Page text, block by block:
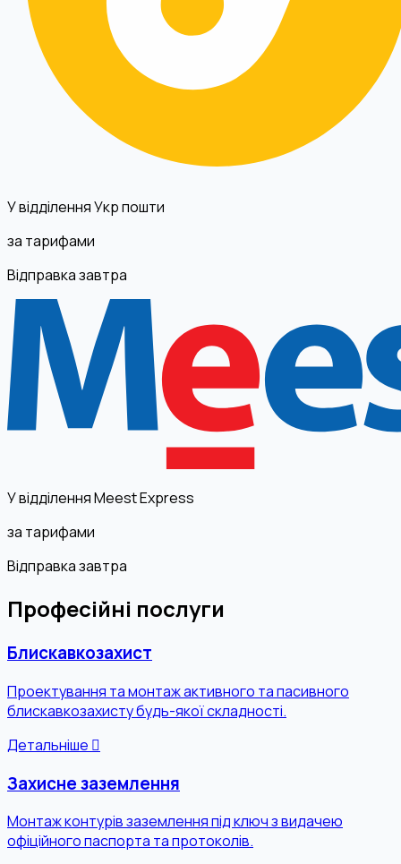
У відділення Укр пошти
за тарифами
Відправка завтра
У відділення Meest Express
за тарифами
Відправка завтра
Професійні послуги
Блискавкозахист
Проектування та монтаж активного та пасивного
блискавкозахисту будь-якої складності.
Детальніше
Захисне заземлення
Монтаж контурів заземлення під ключ з видачею
офіційного паспорта та протоколів.